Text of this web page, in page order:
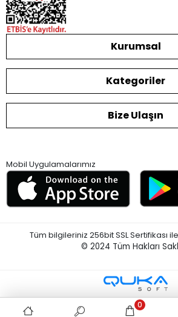
Kurumsal
Kategoriler
Bize Ulaşın
Mobil Uygulamalarımız
Tüm bilgileriniz 256bit SSL Sertifikası
© 2024 Tüm Hakları
0